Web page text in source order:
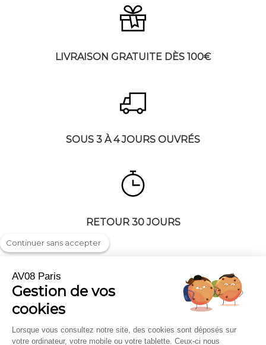
LIVRAISON GRATUITE DÈS 100€
SOUS 3 À 4 JOURS OUVRÉS
RETOUR 30 JOURS
Livraison & Retour
FAQ
Mentions légales
On parle de nous
Professionnels et Entreprises
Carte cadeau
Continuer sans accepter
AV08 Paris
Gestion de vos
cookies
Lorsque vous consultez notre site, des cookies sont déposés sur
votre ordinateur, votre mobile ou votre tablette. Ceux-ci nous